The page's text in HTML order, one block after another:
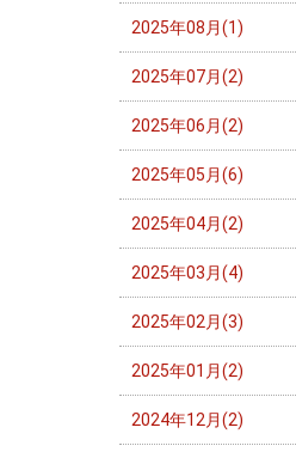
2025年08月(1)
2025年07月(2)
2025年06月(2)
2025年05月(6)
2025年04月(2)
2025年03月(4)
2025年02月(3)
2025年01月(2)
2024年12月(2)